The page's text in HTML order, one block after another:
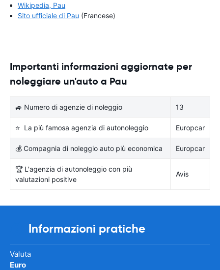
Wikipedia, Pau
Sito ufficiale di Pau (Francese)
Importanti informazioni aggiornate per
noleggiare un'auto a Pau
🚙 Numero di agenzie di noleggio 13
⭐ La più famosa agenzia di autonoleggio Europcar
💰 Compagnia di noleggio auto più economica Europcar
🏆 L'agenzia di autonoleggio con più
valutazioni positive
Avis
Informazioni pratiche
Valuta
Euro